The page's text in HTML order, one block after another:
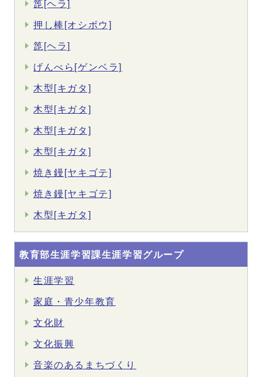
箆[ヘラ]
押し棒[オシボウ]
箆[ヘラ]
げんべら[ゲンベラ]
木型[キガタ]
木型[キガタ]
木型[キガタ]
木型[キガタ]
焼き鏝[ヤキゴテ]
焼き鏝[ヤキゴテ]
木型[キガタ]
教育部生涯学習課生涯学習グループ
生涯学習
家庭・青少年教育
文化財
文化振興
音楽のあるまちづくり